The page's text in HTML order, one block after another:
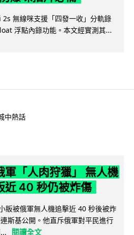
無線咪支援「四發一收」分軌錄
浮點內錄功能。本文經實測其...
中熱話
軍「人肉狩獵」 無人機
近 40 秒仍被炸傷
販被俄軍無人機追擊近 40 秒後被炸
斯基公開。他直斥俄軍對平民進行
閱讀全文